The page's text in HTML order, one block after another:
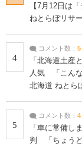
【7月12日は
ねとらぼリサ
4
コメント数： 5
「北海道土産
人気 「こんな
北海道 ねとら
5
コメント数： 4
「車に常備し
判 「ちょうど